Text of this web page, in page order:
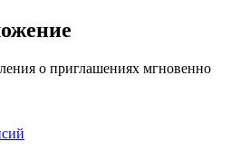
о приглашениях мгновенно